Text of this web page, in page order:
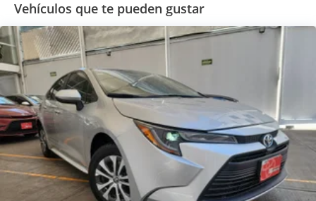
Vehículos que te pueden gustar